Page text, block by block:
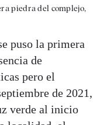
piedra del complejo,
puso la primera
de
pero el
de 2021,
verde al inicio